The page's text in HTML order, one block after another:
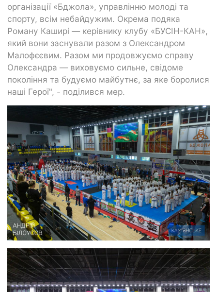
організації «Бджола», управлінню молоді та
спорту, всім небайдужим. Окрема подяка
Роману Каширі — керівнику клубу «БУСІН-КАН»,
який вони заснували разом з Олександром
Малофєєвим. Разом ми продовжуємо справу
Олександра — виховуємо сильне, свідоме
покоління та будуємо майбутнє, за яке боролися
наші Герої", - поділився мер.